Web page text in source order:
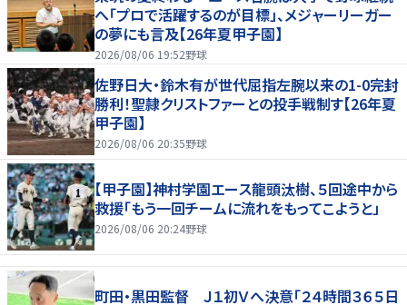
へ「プロで活躍するのが目標」、メジャーリーガー
の夢にも言及【26年夏甲子園】
2026/08/06 19:52野球
佐野日大・鈴木有が世代屈指左腕以来の1-0完封
勝利！聖隷クリストファーとの投手戦制す【26年夏
甲子園】
2026/08/06 20:35野球
【甲子園】神村学園エース龍頭汰樹、５回途中から
救援「もう一回チームに流れをもってこようと」
2026/08/06 20:24野球
町田・黒田監督 Ｊ１初Ｖへ決意「２４時間３６５日